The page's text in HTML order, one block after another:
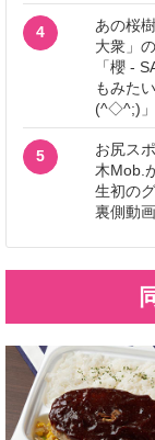
4
あの桜
大衆」
「櫻 -
もみた
(^◇^;)」
5
お尻ス
木Mob.
生初の
裏側動